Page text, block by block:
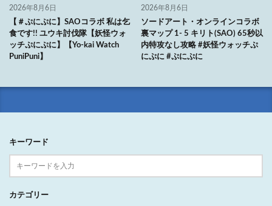
2026年8月6日
【＃ぷにぷに】SAOコラボ 私は乞
食です!! ユウキ討伐隊【妖怪ウォ
ッチぷにぷに】【Yo-kai Watch
PuniPuni】
2026年8月6日
ソードアート・オンラインコラボ
裏マップ 1- 5 キリト(SAO) 65秒以
内特攻なし攻略 #妖怪ウォッチぷ
にぷに #ぷにぷに
キーワード
カテゴリー